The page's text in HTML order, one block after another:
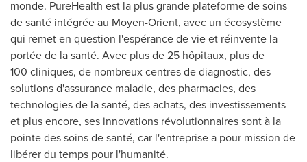
monde. PureHealth est la plus grande plateforme de soins
de santé intégrée au Moyen-Orient, avec un écosystème
qui remet en question l'espérance de vie et réinvente la
portée de la santé. Avec plus de 25 hôpitaux, plus de
100 cliniques, de nombreux centres de diagnostic, des
solutions d'assurance maladie, des pharmacies, des
technologies de la santé, des achats, des investissements
et plus encore, ses innovations révolutionnaires sont à la
pointe des soins de santé, car l'entreprise a pour mission de
libérer du temps pour l'humanité.